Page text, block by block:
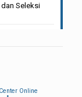
Seleksi
Online